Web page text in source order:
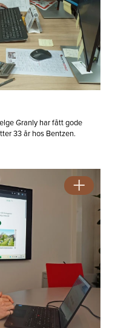
Granly har fått gode
33 år hos Bentzen.